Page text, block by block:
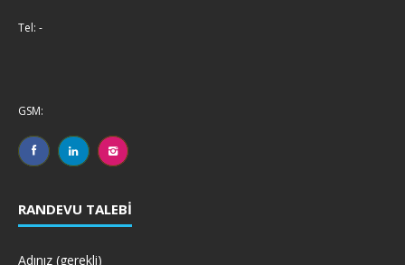
Tel: -
GSM:
RANDEVU TALEBI
Adınız (gerekli)